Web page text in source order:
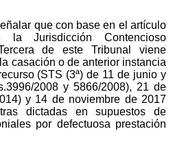
que con base en el artículo
Jurisdicción Contencioso
de este Tribunal viene
casación o de anterior instancia
(STS (3ª) de 11 de junio y
2008 y 5866/2008), 21 de
y 14 de noviembre de 2017
dictadas en supuestos de
por defectuosa prestación